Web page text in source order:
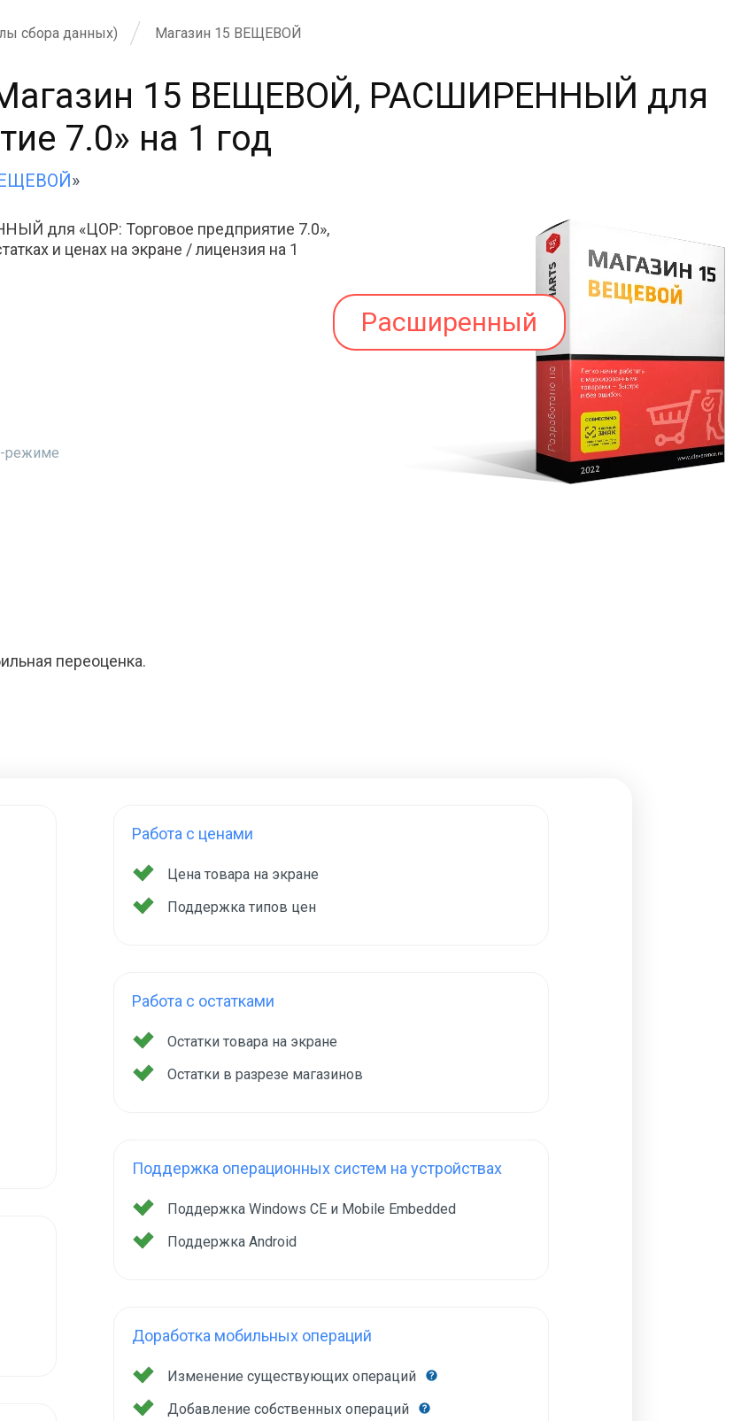
сбора данных) Магазин 15 ВЕЩЕВОЙ
15 ВЕЩЕВОЙ, РАСШИРЕННЫЙ для
7.0» на 1 год
»
Расширенный
для «ЦОР: Торговое предприятие 7.0»,
и ценах на экране / лицензия на 1
режиме
переоценка.
Работа с ценами
Цена товара на экране
Поддержка типов цен
Работа с остатками
Остатки товара на экране
Остатки в разрезе магазинов
Поддержка операционных систем на устройствах
Поддержка Windows CE и Mobile Embedded
Поддержка Android
Доработка мобильных операций
Изменение существующих операций
Добавление собственных операций